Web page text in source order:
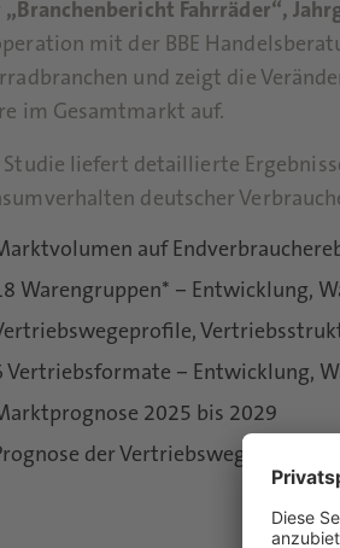
„Branchenbericht Fahrräder“,
mit der BBE
und zeigt die
im Gesamtmarkt auf.
Studie liefert detaillierte
deutscher
auf
Warengruppen* – Entwicklung,
Vertriebsformate – Entwicklung,
2025 bis 2029
der Vertriebswege 2025 bis